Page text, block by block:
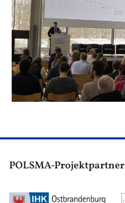
POLSMA-Projektpartner